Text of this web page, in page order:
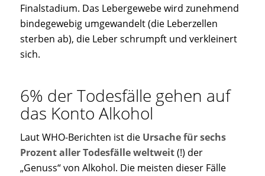
Finalstadium. Das Lebergewebe wird zunehmend
bindegewebig umgewandelt (die Leberzellen
sterben ab), die Leber schrumpft und verkleinert
sich.
6% der Todesfälle gehen auf
das Konto Alkohol
Laut WHO-Berichten ist die Ursache für sechs
Prozent aller Todesfälle weltweit(!) der
„Genuss“ von Alkohol. Die meisten dieser Fälle